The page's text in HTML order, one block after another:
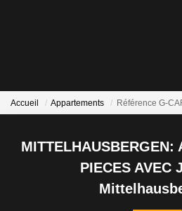
Tous Nos
Neuf
Accueil Appartements Référence G-
MITTELHAUSBERGEN:
PIECES AVEC